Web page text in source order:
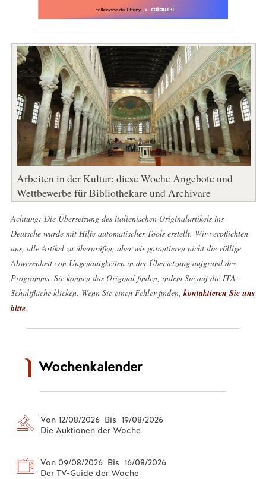
Arbeiten in der Kultur: diese Woche Angebote und
Wettbewerbe für Bibliothekare und Archivare
Achtung: Die Übersetzung des italienischen Originalartikels ins
Deutsche wurde mit Hilfe automatischer Tools erstellt. Wir verpflichten
uns, alle Artikel zu überprüfen, aber wir garantieren nicht die völlige
Abwesenheit von Ungenauigkeiten in der Übersetzung aufgrund des
Programms. Sie können das Original finden, indem Sie auf die ITA-
Schaltfläche klicken. Wenn Sie einen Fehler finden, kontaktieren Sie uns
bitte.
Wochenkalender
Von 12/08/2026 Bis 19/08/2026
Die Auktionen der Woche
Von 09/08/2026 Bis 16/08/2026
Der TV-Guide der Woche